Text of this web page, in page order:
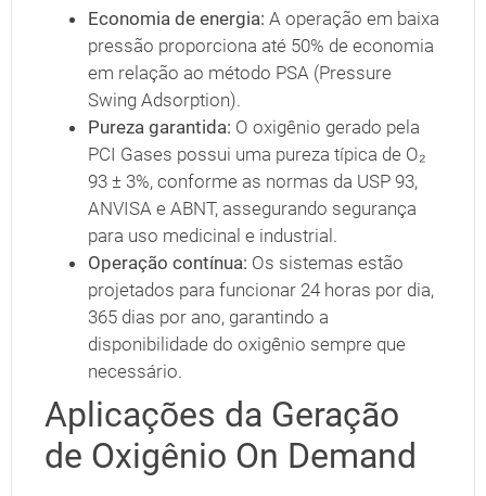
Economia de energia: A operação em baixa
pressão proporciona até 50% de economia
em relação ao método PSA (Pressure
Swing Adsorption).
Pureza garantida: O oxigênio gerado pela
PCI Gases possui uma pureza típica de O₂
93 ± 3%, conforme as normas da USP 93,
ANVISA e ABNT, assegurando segurança
para uso medicinal e industrial.
Operação contínua: Os sistemas estão
projetados para funcionar 24 horas por dia,
365 dias por ano, garantindo a
disponibilidade do oxigênio sempre que
necessário.
Aplicações da Geração
de Oxigênio On Demand